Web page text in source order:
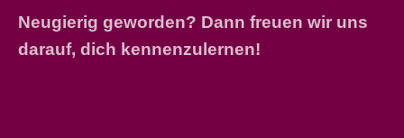
Neugierig geworden? Dann freuen wir uns
darauf, dich kennenzulernen!